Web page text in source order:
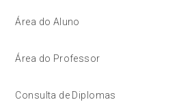
Área do Aluno
Área do Professor
Consulta de Diplomas